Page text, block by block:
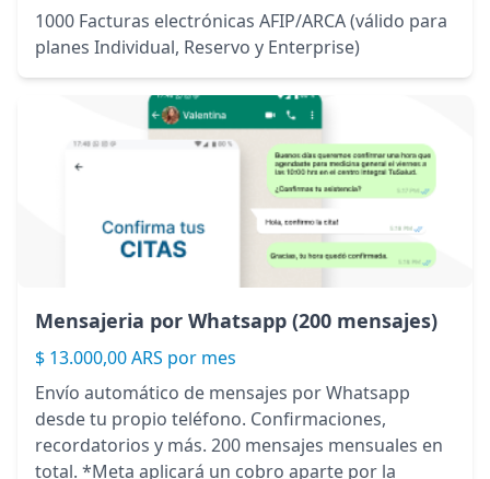
1000 Facturas electrónicas AFIP/ARCA (válido para
planes Individual, Reservo y Enterprise)
Mensajeria por Whatsapp (200 mensajes)
$ 13.000,00 ARS por mes
Envío automático de mensajes por Whatsapp
desde tu propio teléfono. Confirmaciones,
recordatorios y más. 200 mensajes mensuales en
total. *Meta aplicará un cobro aparte por la